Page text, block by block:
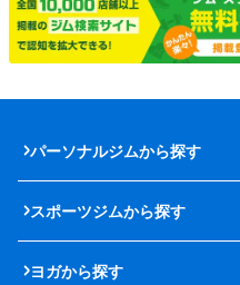
パーソナルジムから探す
スポーツジムから探す
ヨガから探す